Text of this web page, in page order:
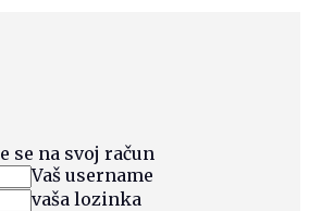
se na svoj račun
Vaš username
vaša lozinka